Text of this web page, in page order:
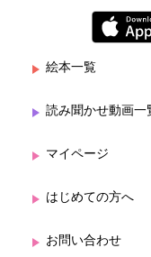
絵本一覧
読み聞かせ動画一
マイページ
はじめての方へ
お問い合わせ